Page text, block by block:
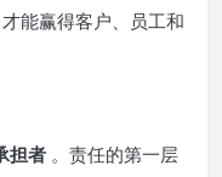
能赢得客户、员工和
担者 。责任的第一层